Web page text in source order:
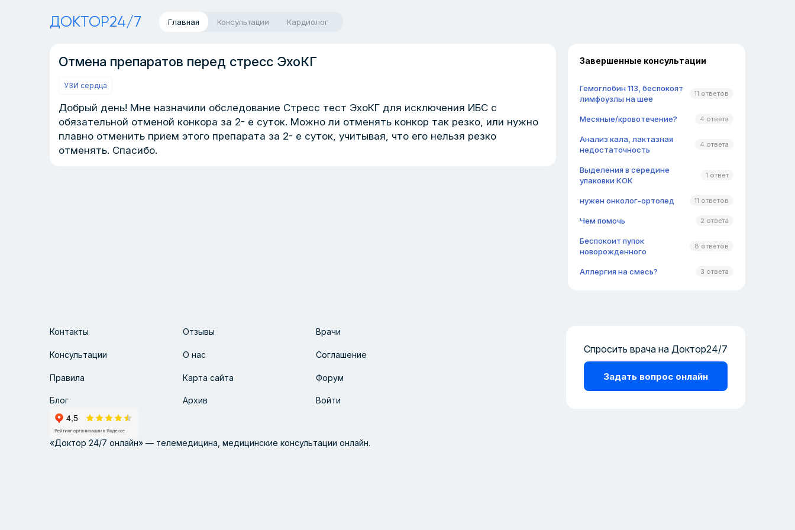
ДОКТОР24/7 Главная Консультации Кардиолог
Отмена препаратов перед стресс ЭхоКГ
УЗИ сердца
Добрый день! Мне назначили обследование Стресс тест ЭхоКГ для исключения ИБС с
обязательной отменой конкора за 2- е суток. Можно ли отменять конкор так резко, или нужно
плавно отменить прием этого препарата за 2- е суток, учитывая, что его нельзя резко
отменять. Спасибо.
Завершенные консультации
Гемоглобин 113, беспокоят
лимфоузлы на шее
11 ответов
Месяные/кровотечение? 4 ответа
Анализ кала, лактазная
недостаточность
4 ответа
Выделения в середине
упаковки КОК
1 ответ
нужен онколог-ортопед 11 ответов
Чем помочь 2 ответа
Беспокоит пупок
новорожденного
8 ответов
Аллергия на смесь? 3 ответа
Контакты Отзывы Врачи
Консультации О нас Соглашение
Правила Карта сайта Форум
Блог Архив Войти
Спросить врача на Доктор24/7
Задать вопрос онлайн
«Доктор 24/7 онлайн» — телемедицина, медицинские консультации онлайн.